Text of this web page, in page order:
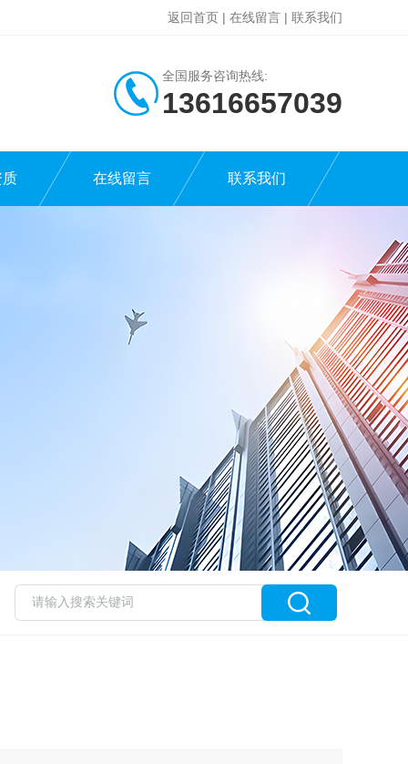
返回首页 | 在线留言 | 联系我们
全国服务咨询热线:
13616657039
质 在线留言 联系我们